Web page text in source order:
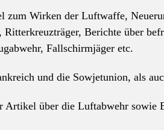
Wirken der Luftwaffe,
Ritterkreuzträger, Berichte über
Fallschirmjäger etc.
und die Sowjetunion, als
über die Luftabwehr sowie